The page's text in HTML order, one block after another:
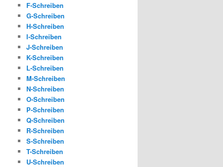
F-Schreiben
G-Schreiben
H-Schreiben
I-Schreiben
J-Schreiben
K-Schreiben
L-Schreiben
M-Schreiben
N-Schreiben
O-Schreiben
P-Schreiben
Q-Schreiben
R-Schreiben
S-Schreiben
T-Schreiben
U-Schreiben